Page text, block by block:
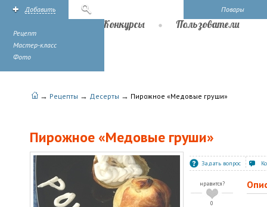
Повары
Добавить
Рецепт
Мастер-класс
Фото
Конкурсы Пользователи
→ Рецепты → Десерты → Пирожное «Медовые груши»
Пирожное «Медовые груши»
Задать вопрос
нравится?
0